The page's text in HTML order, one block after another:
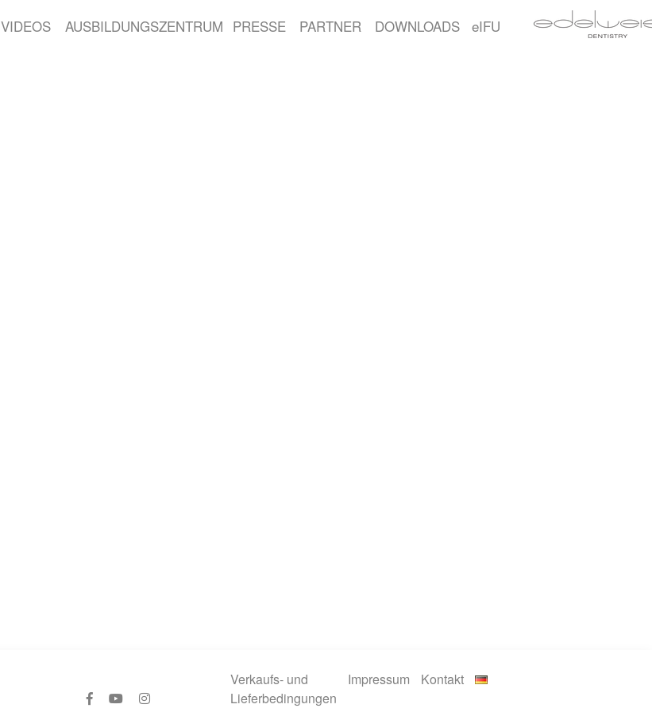
VIDEOS AUSBILDUNGSZENTRUM PRESSE PARTNER DOWNLOADS eIFU
Verkaufs- und
Lieferbedingungen
Impressum Kontakt